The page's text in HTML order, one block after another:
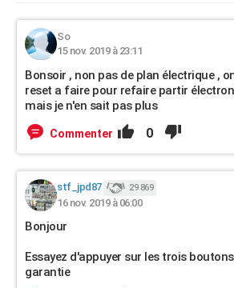
So
15 nov. 2019 à 23:11
Bonsoir , non pas de plan électrique ,
reset a faire pour refaire partir
mais je n'en sait pas plus
Commenter 0
stf_jpd87 29 869
16 nov. 2019 à 06:00
Bonjour
Essayez d'appuyer sur les trois
garantie